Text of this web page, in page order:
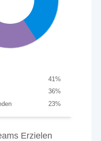
%
41
%
36
%
23
Erzielen